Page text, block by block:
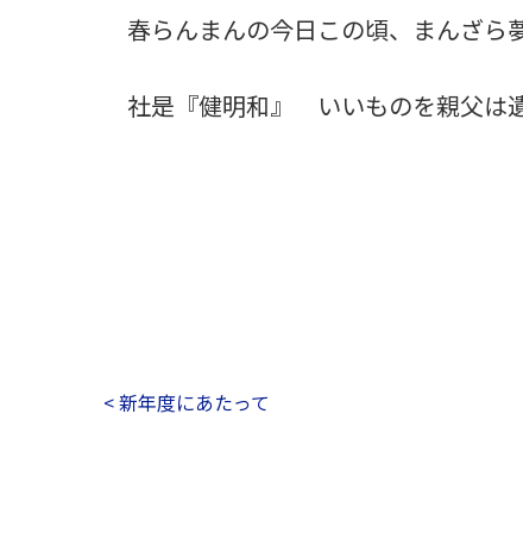
春らんまんの今日この頃、まんざら
社是『健明和』 いいものを親父は
< 新年度にあたって